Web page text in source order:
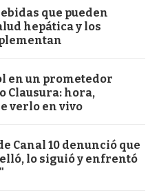
que pueden
hepática y los
en un prometedor
Clausura: hora,
verlo en vivo
Canal 10 denunció que
lo siguió y enfrentó